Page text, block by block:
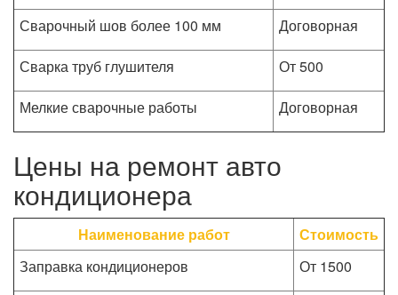
Сварочный шов более 100 мм
Договорная
Сварка труб глушителя
От 500
Мелкие сварочные работы
Договорная
Цены на ремонт авто
кондиционера
Наименование работ
Стоимость
Заправка кондиционеров
От 1500